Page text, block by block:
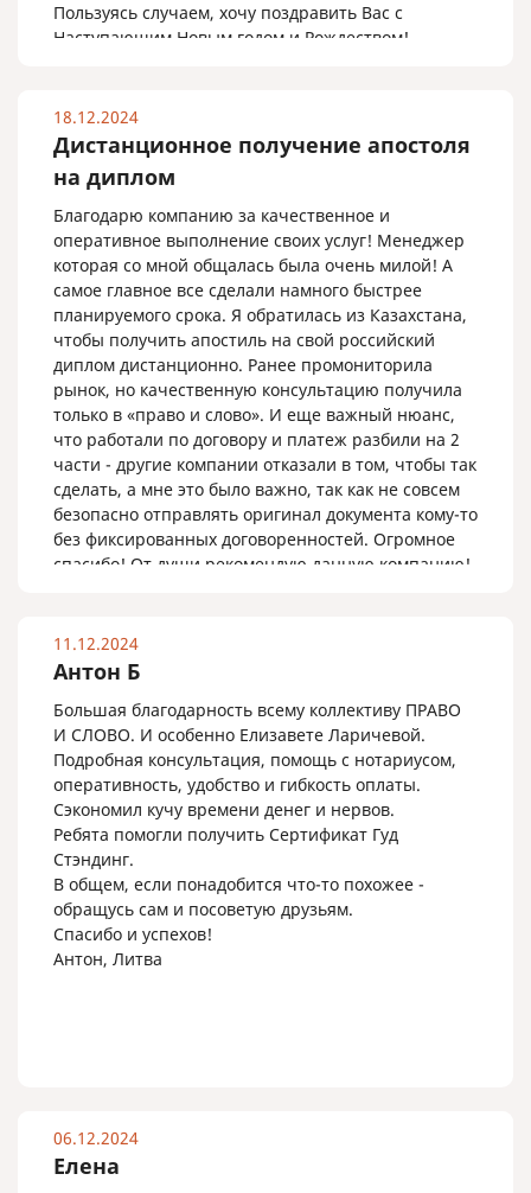
Пользуясь случаем, хочу поздравить Вас с
Наступающим Новым годом и Рождеством!
18.12.2024
Дистанционное получение апостоля
на диплом
Благодарю компанию за качественное и
оперативное выполнение своих услуг! Менеджер
которая со мной общалась была очень милой! А
самое главное все сделали намного быстрее
планируемого срока. Я обратилась из Казахстана,
чтобы получить апостиль на свой российский
диплом дистанционно. Ранее промониторила
рынок, но качественную консультацию получила
только в «право и слово». И еще важный нюанс,
что работали по договору и платеж разбили на 2
части - другие компании отказали в том, чтобы так
сделать, а мне это было важно, так как не совсем
безопасно отправлять оригинал документа кому-то
без фиксированных договоренностей. Огромное
спасибо! От души рекомендую данную компанию!
11.12.2024
Антон Б
Большая благодарность всему коллективу ПРАВО
И СЛОВО. И особенно Елизавете Ларичевой.
Подробная консультация, помощь с нотариусом,
оперативность, удобство и гибкость оплаты.
Сэкономил кучу времени денег и нервов.
Ребята помогли получить Сертификат Гуд
Стэндинг.
В общем, если понадобится что-то похожее -
обращусь сам и посоветую друзьям.
Спасибо и успехов!
Антон, Литва
06.12.2024
Елена